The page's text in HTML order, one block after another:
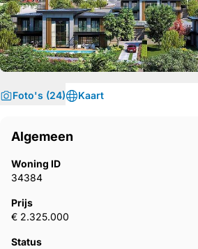
Foto's (24) Kaart
Algemeen
Woning ID
34384
Prijs
€ 2.325.000
Status